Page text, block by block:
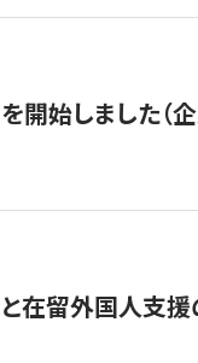
始しました（企
在留外国人支